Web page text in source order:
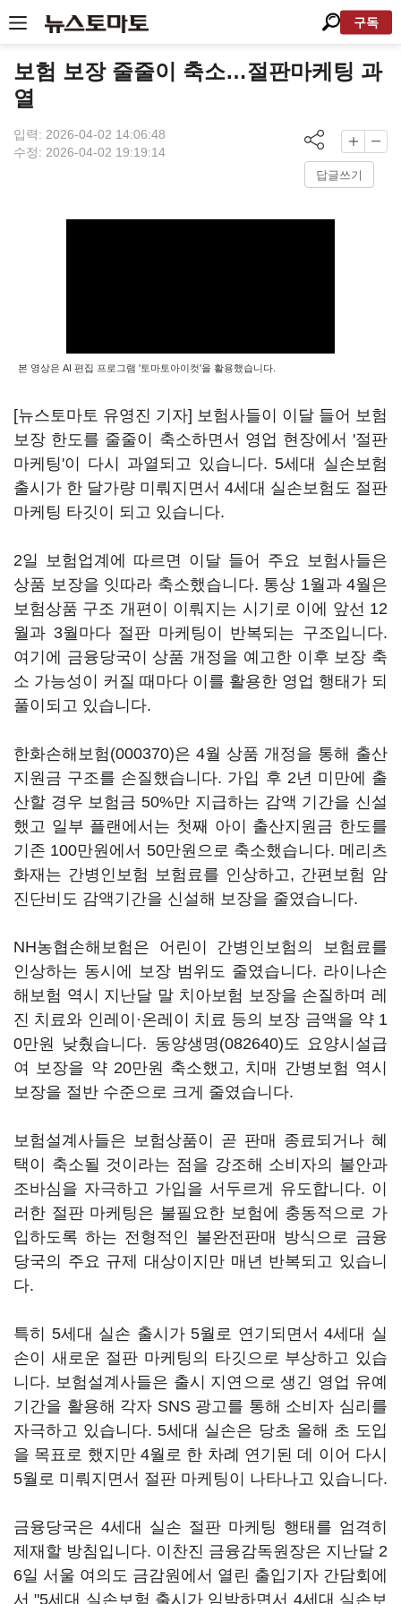
구독
보험 보장 줄줄이 축소…절판마케팅 과
열
입력: 2026-04-02 14:06:48
수정: 2026-04-02 19:19:14
답글쓰기
본 영상은 AI 편집 프로그램 '토마토아이컷'을 활용했습니다.
[뉴스토마토 유영진 기자] 보험사들이 이달 들어 보험
보장 한도를 줄줄이 축소하면서 영업 현장에서 '절판
마케팅'이 다시 과열되고 있습니다. 5세대 실손보험
출시가 한 달가량 미뤄지면서 4세대 실손보험도 절판
마케팅 타깃이 되고 있습니다.
2일 보험업계에 따르면 이달 들어 주요 보험사들은
상품 보장을 잇따라 축소했습니다. 통상 1월과 4월은
보험상품 구조 개편이 이뤄지는 시기로 이에 앞선 12
월과 3월마다 절판 마케팅이 반복되는 구조입니다.
여기에 금융당국이 상품 개정을 예고한 이후 보장 축
소 가능성이 커질 때마다 이를 활용한 영업 행태가 되
풀이되고 있습니다.
한화손해보험(000370)은 4월 상품 개정을 통해 출산
지원금 구조를 손질했습니다. 가입 후 2년 미만에 출
산할 경우 보험금 50%만 지급하는 감액 기간을 신설
했고 일부 플랜에서는 첫째 아이 출산지원금 한도를
기존 100만원에서 50만원으로 축소했습니다. 메리츠
화재는 간병인보험 보험료를 인상하고, 간편보험 암
진단비도 감액기간을 신설해 보장을 줄였습니다.
NH농협손해보험은 어린이 간병인보험의 보험료를
인상하는 동시에 보장 범위도 줄였습니다. 라이나손
해보험 역시 지난달 말 치아보험 보장을 손질하며 레
진 치료와 인레이·온레이 치료 등의 보장 금액을 약 1
0만원 낮췄습니다. 동양생명(082640)도 요양시설급
여 보장을 약 20만원 축소했고, 치매 간병보험 역시
보장을 절반 수준으로 크게 줄였습니다.
보험설계사들은 보험상품이 곧 판매 종료되거나 혜
택이 축소될 것이라는 점을 강조해 소비자의 불안과
조바심을 자극하고 가입을 서두르게 유도합니다. 이
러한 절판 마케팅은 불필요한 보험에 충동적으로 가
입하도록 하는 전형적인 불완전판매 방식으로 금융
당국의 주요 규제 대상이지만 매년 반복되고 있습니
다.
특히 5세대 실손 출시가 5월로 연기되면서 4세대 실
손이 새로운 절판 마케팅의 타깃으로 부상하고 있습
니다. 보험설계사들은 출시 지연으로 생긴 영업 유예
기간을 활용해 각자 SNS 광고를 통해 소비자 심리를
자극하고 있습니다. 5세대 실손은 당초 올해 초 도입
을 목표로 했지만 4월로 한 차례 연기된 데 이어 다시
5월로 미뤄지면서 절판 마케팅이 나타나고 있습니다.
금융당국은 4세대 실손 절판 마케팅 행태를 엄격히
제재할 방침입니다. 이찬진 금융감독원장은 지난달 2
6일 서울 여의도 금감원에서 열린 출입기자 간담회에
서 "5세대 실손보험 출시가 임박하면서 4세대 실손보